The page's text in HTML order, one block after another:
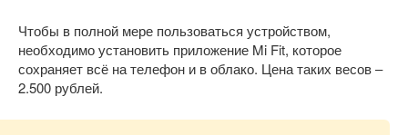
Чтобы в полной мере пользоваться устройством,
необходимо установить приложение Mi Fit, которое
сохраняет всё на телефон и в облако. Цена таких весов –
2.500 рублей.